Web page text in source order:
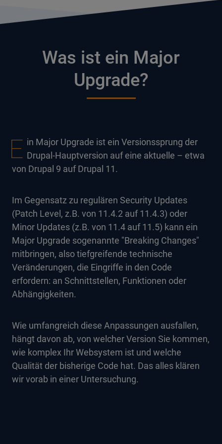
Was ist ein Major
Upgrade?
E in Major Upgrade ist ein Versionssprung der
Drupal-Hauptversion auf eine aktuelle – etwa
von Drupal 9 auf Drupal 11.
Im Gegensatz zu regulären Security Updates
(Patch Level, z.B. von 11.4.2 auf 11.4.3) oder
Minor Updates (z.B. von 11.4 auf 11.5) kann ein
Major Upgrade sogenannte "Breaking Changes"
mitbringen, also tiefgreifende technische
Veränderungen, die Eingriffe in den Code
erfordern: an Schnittstellen, Funktionen oder
Abhängigkeiten.
Wie umfangreich diese Anpassungen ausfallen,
hängt davon ab, von welcher Version Sie kommen,
wie komplex Ihr Websystem ist und welche
Qualität der bisherige Code hat. Das alles klären
wir vorab in einer Untersuchung.